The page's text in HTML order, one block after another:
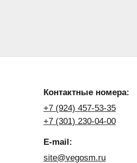
Контактные номера:
+7 (924) 457-53-35
+7 (301) 230-04-00
E-mail:
site@vegosm.ru